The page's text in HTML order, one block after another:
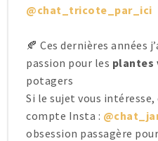
@chat_tricote_par_ici
🍂 Ces dernières années
passion pour les plantes
potagers
Si le sujet vous intéresse,
compte Insta :
obsession passagère